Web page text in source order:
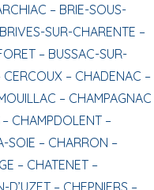
– BRIE-SOUS-
BRIVES-SUR-CHARENTE –
– BUSSAC-SUR-
CERCOUX – CHADENAC –
– CHAMPAGNAC
CHAMPDOLENT –
SOIE – CHARRON –
– CHATENET –
D’UZET – CHEPNIERS –